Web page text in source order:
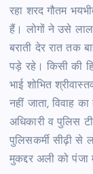
रहा शरद गौतम
हैं। लोगों ने उसे
बराती देर रात तक
पड़े रहे। किसी की
भाई शोभित
नहीं जाता, विवाह
अधिकारी व पुलिस
पुलिसकर्मी सीढ़ी से
मुकद्दर अली को पंजा